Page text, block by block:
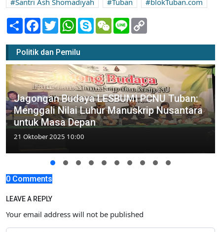
Share Facebook
TwitterWhatsApp
SkypeWeChatLine
Politik dan Pemilu
Jagongan Budaya LESBUMI PCNU Tuban:
Menggali Nilai Luhur Manuskrip Nusantara
untuk Masa Depan
21 Oktober 2025 10:00
0 Comments
LEAVE A REPLY
Your email address will not be published